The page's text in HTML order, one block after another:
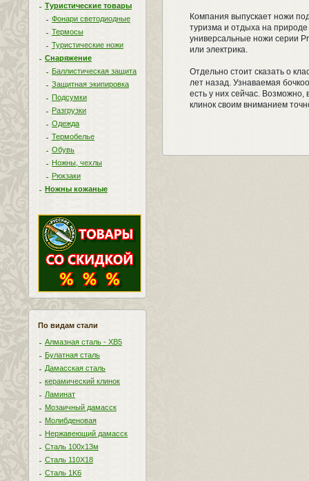
Туристические товары
Фонари светодиодные
Термосы
Туристические ножи
Снаряжение
Баллистическая защита
Защитная экипировка
Подсумки
Разгрузки
Одежда
Термобелье
Обувь
Ножны, чехлы
Рюкзаки
Ножны кожаные
По видам стали
Алмазная сталь - ХВ5
Булатная сталь
Дамасская сталь
керамический клинок
Ламинат
Мозаичный дамасск
Молибденовая
Нержавеющий дамасск
Сталь 100х13м
Сталь 110Х18
Сталь 1K6
Компания выпускает ножи
туризма и отдыха на
универсальные ножи серии
или электрика.
Отдельно стоит сказать о
лет назад. Узнаваемая
есть у них сейчас.
клинок своим вниманием